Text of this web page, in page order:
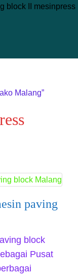
Malang”
paving
block
Pusat